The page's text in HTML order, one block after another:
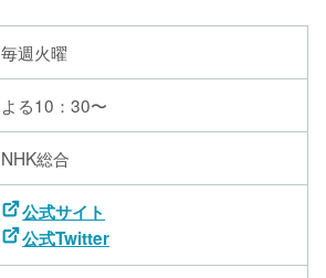
毎週火曜
よる10：30〜
NHK総合
公式サイト
公式Twitter